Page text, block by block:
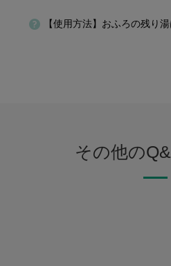
【使用方法】おふろの残り
その他の